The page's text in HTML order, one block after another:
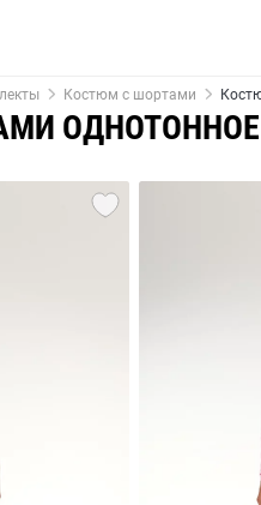
Костюм с шортами
ОДНОТОННОЕ